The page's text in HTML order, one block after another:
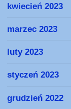
kwiecień 2023
marzec 2023
luty 2023
styczeń 2023
grudzień 2022